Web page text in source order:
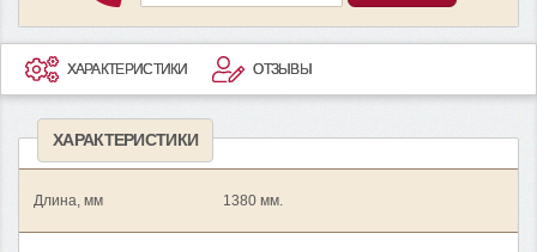
ХАРАКТЕРИСТИКИ ОТЗЫВЫ
ХАРАКТЕРИСТИКИ
Длина, мм 1380 мм.